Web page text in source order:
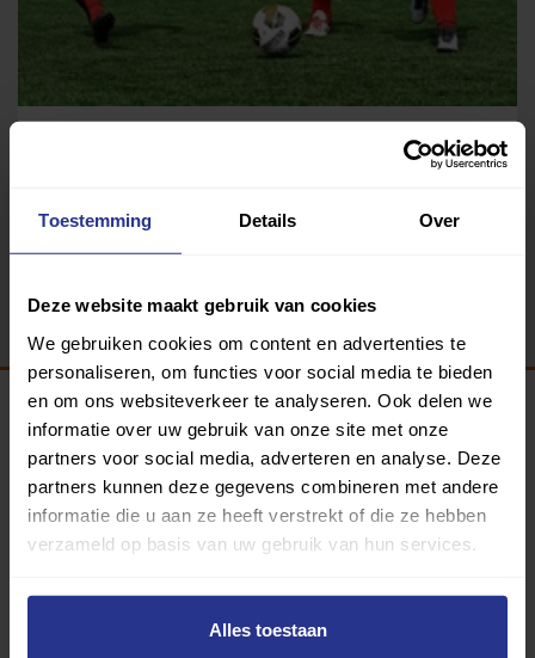
Toestemming Details Over
Deze website maakt gebruik van cookies
We gebruiken cookies om content en advertenties te
personaliseren, om functies voor social media te bieden
en om ons websiteverkeer te analyseren. Ook delen we
informatie over uw gebruik van onze site met onze
partners voor social media, adverteren en analyse. Deze
partners kunnen deze gegevens combineren met andere
informatie die u aan ze heeft verstrekt of die ze hebben
verzameld op basis van uw gebruik van hun services.
Alles toestaan
Programma van:
340 gemeenten